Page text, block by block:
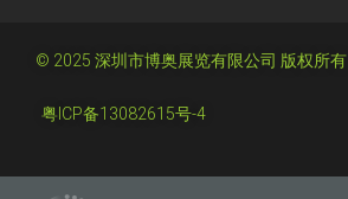
© 2025 深圳市博奥展览有限公司 版权所有
粤ICP备13082615号-4